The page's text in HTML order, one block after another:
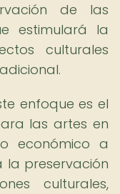
de las
estimulará la
culturales
enfoque es el
las artes en
económico a
la preservación
culturales,